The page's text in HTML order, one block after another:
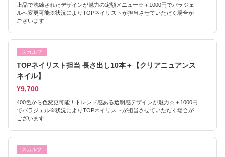
上品で洗練されたデザインが魅力の定額メニュー☆＋1000円でパラジェ
ルへ変更可能※状況によりTOPネイリストが担当させていただく場合が
ございます
スカルプ
TOPネイリスト担当 長さ出し10本＋【クリアニュアンス
ネイル】
¥9,700
400色から色変更可能！トレンド感ある透明感デザインが魅力☆＋1000円
でパラジェル※状況によりTOPネイリストが担当させていただく場合が
ございます
スカルプ